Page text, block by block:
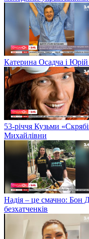
“Молода кров”:Тіна
молодими
Катерина Осадча і
53-річчя Кузьми
Михайлівни